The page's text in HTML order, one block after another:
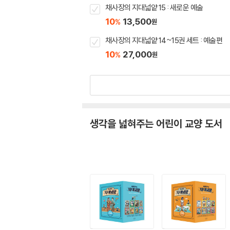
채사장의 지대넓얕 15 : 새로운 예술
10% 13,500원
채사장의 지대넓얕 14~15권 세트 : 예술편
10% 27,000원
생각을 넓혀주는 어린이 교양 도서